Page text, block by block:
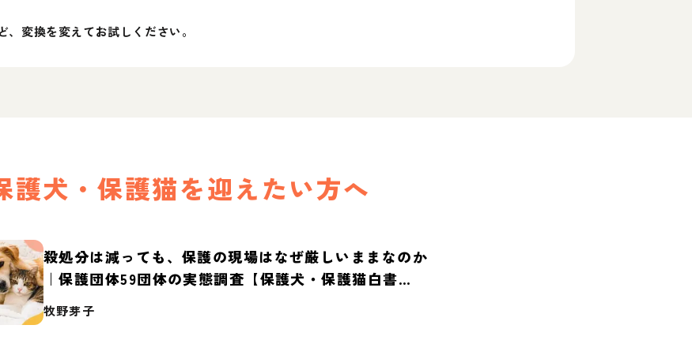
、変換を変えてお試しください。
護犬・保護猫を迎えたい方へ
殺処分は減っても、保護の現場はなぜ厳しいままなのか
｜保護団体59団体の実態調査【保護犬・保護猫白書
2026】
牧野芽子